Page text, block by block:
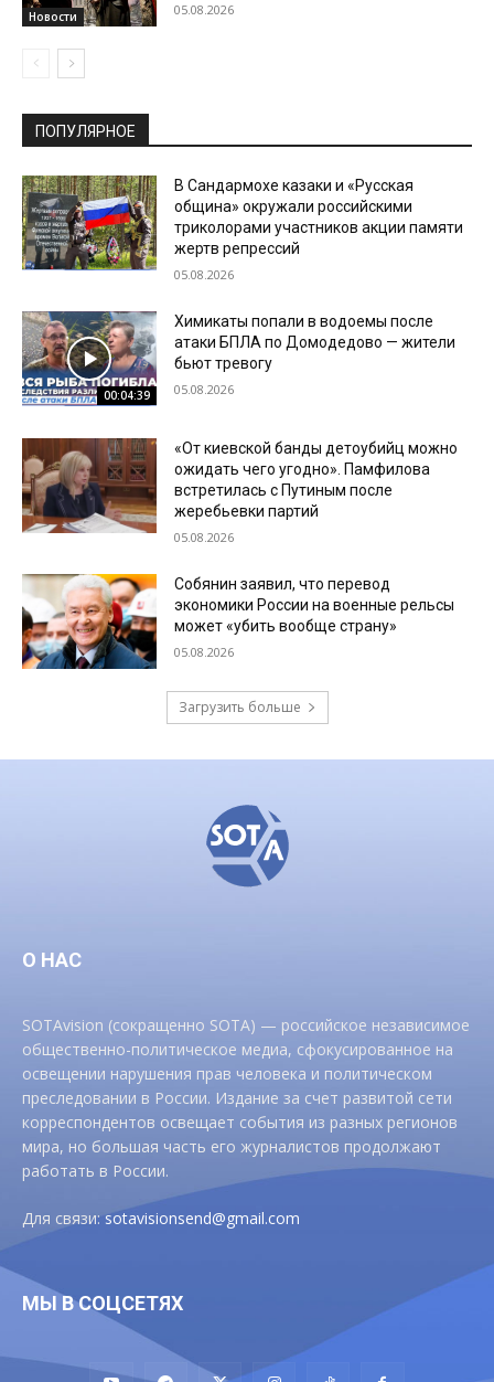
Новости 05.08.2026
ПОПУЛЯРНОЕ
В Сандармохе казаки и «Русская
община» окружали российскими
триколорами участников акции памяти
жертв репрессий
05.08.2026
00:04:39
Химикаты попали в водоемы после
атаки БПЛА по Домодедово — жители
бьют тревогу
05.08.2026
«От киевской банды детоубийц можно
ожидать чего угодно». Памфилова
встретилась с Путиным после
жеребьевки партий
05.08.2026
Собянин заявил, что перевод
экономики России на военные рельсы
может «убить вообще страну»
05.08.2026
Загрузить больше
О НАС
SOTAvision (сокращенно SOTA) — российское независимое
общественно-политическое медиа, сфокусированное на
освещении нарушения прав человека и политическом
преследовании в России. Издание за счет развитой сети
корреспондентов освещает события из разных регионов
мира, но большая часть его журналистов продолжают
работать в России.
Для связи:sotavisionsend@gmail.com
МЫ В СОЦСЕТЯХ